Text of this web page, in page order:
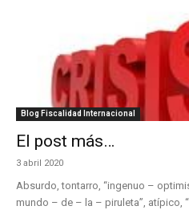
Blog Fiscalidad Internacional
El post más…
3 abril 2020
Absurdo, tontarro, “ingenuo –
mundo – de – la – piruleta”, atípico,